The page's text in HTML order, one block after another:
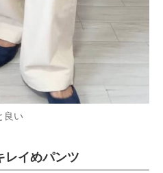
良い
レイめパンツ